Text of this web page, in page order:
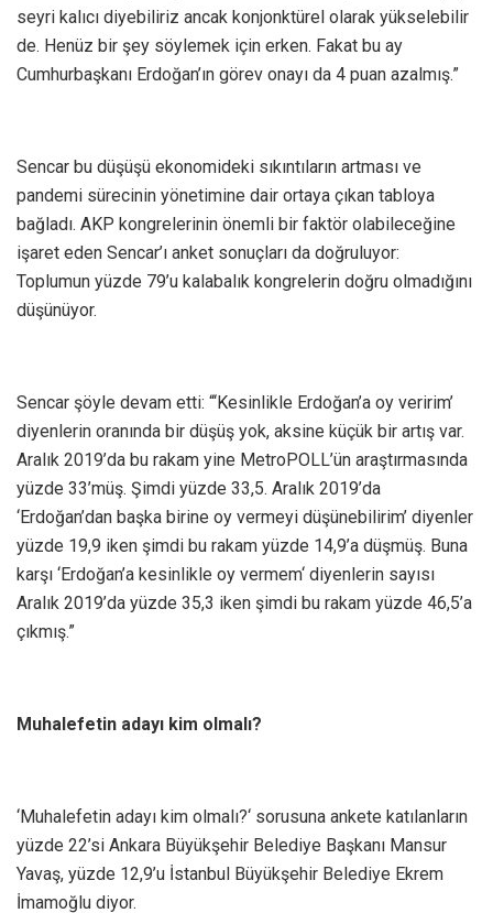
seyri kalıcı diyebiliriz ancak konjonktürel olarak yükselebilir
de. Henüz bir şey söylemek için erken. Fakat bu ay
Cumhurbaşkanı Erdoğan’ın görev onayı da 4 puan azalmış.”
Sencar bu düşüşü ekonomideki sıkıntıların artması ve
pandemi sürecinin yönetimine dair ortaya çıkan tabloya
bağladı. AKP kongrelerinin önemli bir faktör olabileceğine
işaret eden Sencar’ı anket sonuçları da doğruluyor:
Toplumun yüzde 79’u kalabalık kongrelerin doğru olmadığını
düşünüyor.
Sencar şöyle devam etti: “‘Kesinlikle Erdoğan’a oy veririm’
diyenlerin oranında bir düşüş yok, aksine küçük bir artış var.
Aralık 2019’da bu rakam yine MetroPOLL’ün araştırmasında
yüzde 33’müş. Şimdi yüzde 33,5. Aralık 2019’da
‘Erdoğan’dan başka birine oy vermeyi düşünebilirim’ diyenler
yüzde 19,9 iken şimdi bu rakam yüzde 14,9’a düşmüş. Buna
karşı ‘Erdoğan’a kesinlikle oy vermem‘ diyenlerin sayısı
Aralık 2019’da yüzde 35,3 iken şimdi bu rakam yüzde 46,5’a
çıkmış.”
Muhalefetin adayı kim olmalı?
‘Muhalefetin adayı kim olmalı?‘ sorusuna ankete katılanların
yüzde 22’si Ankara Büyükşehir Belediye Başkanı Mansur
Yavaş, yüzde 12,9’u İstanbul Büyükşehir Belediye Ekrem
İmamoğlu diyor.